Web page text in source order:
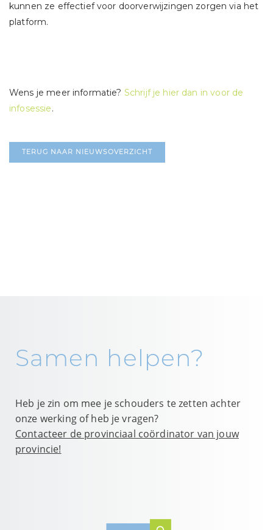
kunnen ze effectief voor doorverwijzingen zorgen via het
platform.
Wens je meer informatie? Schrijf je hier dan in voor de
infosessie.
TERUG NAAR NIEUWSOVERZICHT
Samen helpen?
Heb je zin om mee je schouders te zetten achter
onze werking of heb je vragen?
Contacteer de provinciaal coördinator van jouw
provincie!